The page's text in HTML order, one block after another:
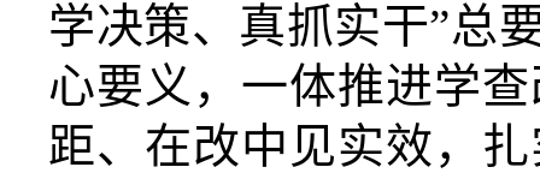
学决策、真抓实干”总
心要义，一体推进学
距、在改中见实效，